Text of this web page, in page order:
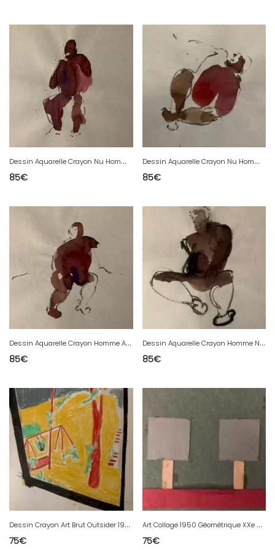
D
essin Aquarelle Crayon Nu Homme Art Portrait Deuxième Moitier XXe
85€
D
essin Aquarelle Crayon Nu Homme Assis Portrait Deuxième Moitier XXe
85€
D
essin Aquarelle Crayon Homme Allongé Nu Portrait Deuxième Moitier XXe
85€
D
essin Aquarelle Crayon Homme Nu Portrait Assis Deuxième Moitier XXe
85€
D
essin Crayon Art Brut Outsider 1960 Naïf Animaux Géométrique 1960
75€
A
rt Collage 1950 Géométrique XXe Abstrait Ancien A Identifier Atelier
75€